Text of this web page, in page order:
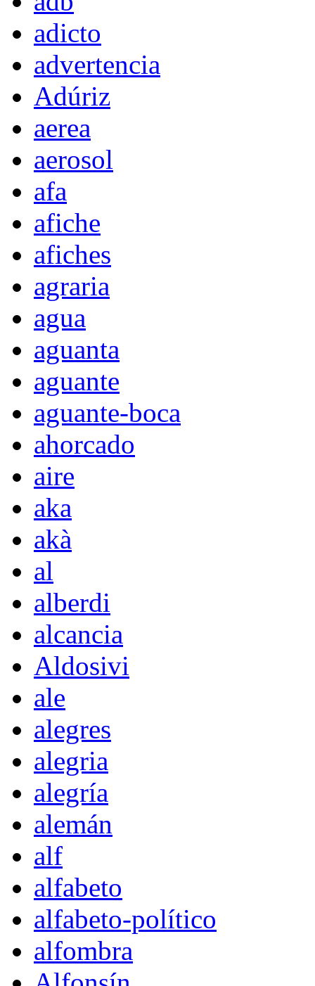
adicto
advertencia
Adúriz
aerea
aerosol
afa
afiche
afiches
agraria
agua
aguanta
aguante
aguante-boca
ahorcado
aire
aka
akà
al
alberdi
alcancia
Aldosivi
ale
alegres
alegria
alegría
alemán
alf
alfabeto
alfabeto-político
alfombra